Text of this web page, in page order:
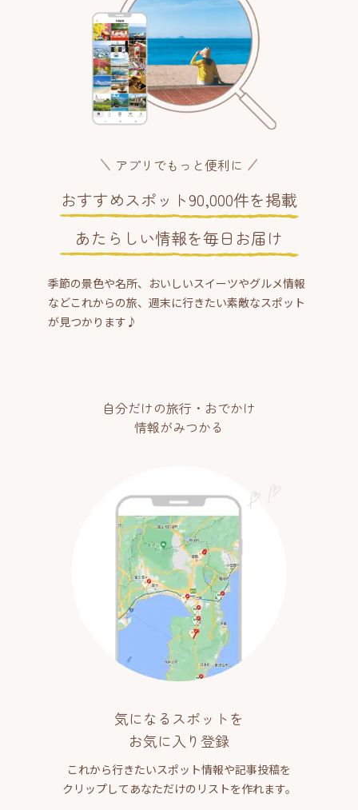
アプリでもっと便利に
おすすめスポット90,000件を掲載
あたらしい情報を毎日お届け
季節の景色や名所、おいしいスイーツやグルメ情報
などこれからの旅、週末に行きたい素敵なスポット
が見つかります♪
自分だけの旅行・おでかけ
情報がみつかる
気になるスポットを
お気に入り登録
これから行きたいスポット情報や記事投稿を
クリップしてあなただけのリストを作れます。